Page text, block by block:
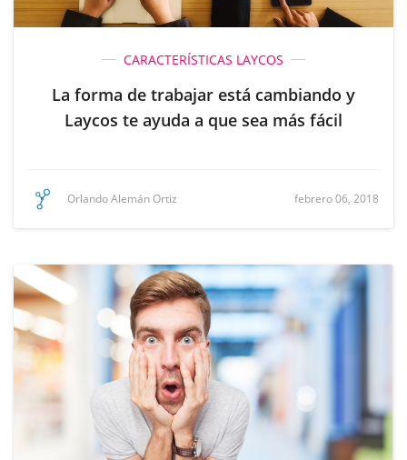
CARACTERÍSTICAS LAYCOS
La forma de trabajar está cambiando y
Laycos te ayuda a que sea más fácil
Orlando Alemán Ortiz febrero 06, 2018